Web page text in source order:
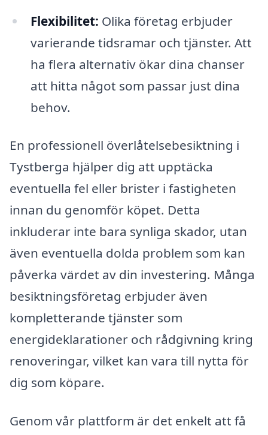
Flexibilitet: Olika företag erbjuder
varierande tidsramar och tjänster. Att
ha flera alternativ ökar dina chanser
att hitta något som passar just dina
behov.
En professionell överlåtelsebesiktning i
Tystberga hjälper dig att upptäcka
eventuella fel eller brister i fastigheten
innan du genomför köpet. Detta
inkluderar inte bara synliga skador, utan
även eventuella dolda problem som kan
påverka värdet av din investering. Många
besiktningsföretag erbjuder även
kompletterande tjänster som
energideklarationer och rådgivning kring
renoveringar, vilket kan vara till nytta för
dig som köpare.
Genom vår plattform är det enkelt att få